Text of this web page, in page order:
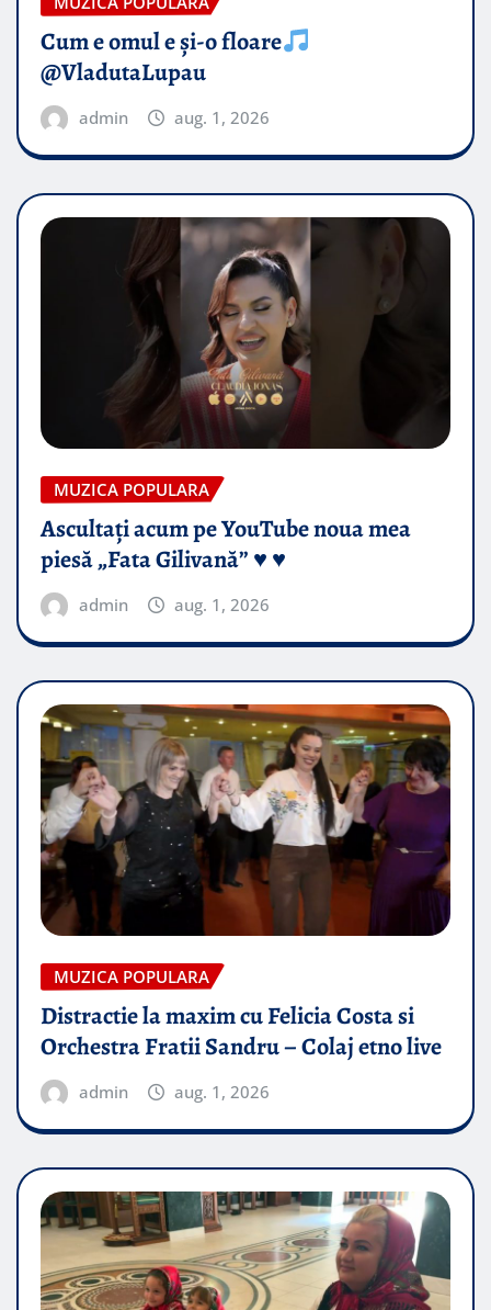
Cum e omul e și-o floare
@VladutaLupau
admin aug. 1, 2026
MUZICA POPULARA
Ascultați acum pe YouTube noua mea
piesă „Fata Gilivană” ♥️ ♥️
admin aug. 1, 2026
MUZICA POPULARA
Distractie la maxim cu Felicia Costa si
Orchestra Fratii Sandru – Colaj etno live
admin aug. 1, 2026